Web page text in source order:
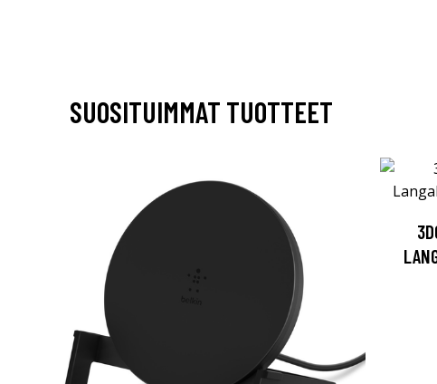
SUOSITUIMMAT TUOTTEET